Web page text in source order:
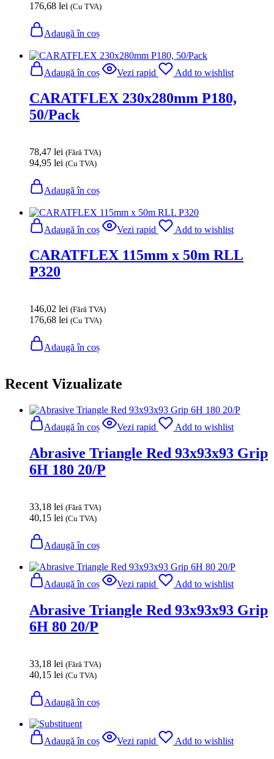
176,68 lei (Cu TVA)
Adaugă în coș
Adaugă în coș Vezi rapid Add to wishlist
CARATFLEX 230x280mm P180,
50/Pack
78,47 lei (Fără TVA)
94,95 lei (Cu TVA)
Adaugă în coș
Adaugă în coș Vezi rapid Add to wishlist
CARATFLEX 115mm x 50m RLL
P320
146,02 lei (Fără TVA)
176,68 lei (Cu TVA)
Adaugă în coș
Recent Vizualizate
Adaugă în coș Vezi rapid Add to wishlist
Abrasive Triangle Red 93x93x93 Grip
6H 180 20/P
33,18 lei (Fără TVA)
40,15 lei (Cu TVA)
Adaugă în coș
Adaugă în coș Vezi rapid Add to wishlist
Abrasive Triangle Red 93x93x93 Grip
6H 80 20/P
33,18 lei (Fără TVA)
40,15 lei (Cu TVA)
Adaugă în coș
Adaugă în coș Vezi rapid Add to wishlist